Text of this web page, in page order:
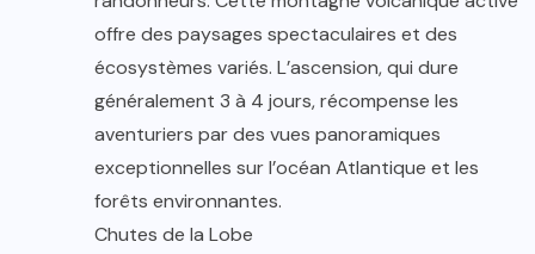
offre des paysages spectaculaires et des
écosystèmes variés. L’ascension, qui dure
généralement 3 à 4 jours, récompense les
aventuriers par des vues panoramiques
exceptionnelles sur l’océan Atlantique et les
forêts environnantes.
Chutes de la Lobe